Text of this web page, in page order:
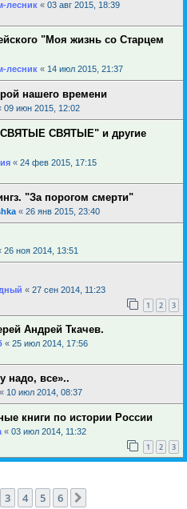
лесник « 03 авг 2015, 18:39
"Моя жизнь со Старцем
лесник « 14 июл 2015, 21:37
нашего времени
09 июн 2015, 12:02
СВЯТЫЕ" и другие
« 24 фев 2015, 17:15
"За порогом смерти"
« 26 янв 2015, 23:40
26 ноя 2014, 13:51
« 27 сен 2014, 11:23
1 2 3
Андрей Ткачев.
« 25 июл 2014, 17:56
надо, все»..
« 10 июл 2014, 08:37
книги по истории России
« 03 июл 2014, 11:32
1 2 3
3 4 5 6